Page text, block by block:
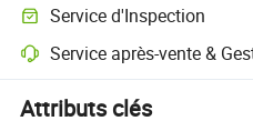
Service d'Inspection
Service après-vente &
Attributs clés